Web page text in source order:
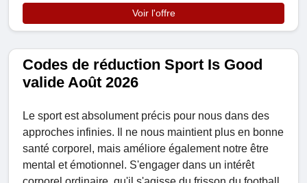
Voir l'offre
Codes de réduction Sport Is Good
valide Août 2026
Le sport est absolument précis pour nous dans des
approches infinies. Il ne nous maintient plus en bonne
santé corporel, mais améliore également notre être
mental et émotionnel. S'engager dans un intérêt